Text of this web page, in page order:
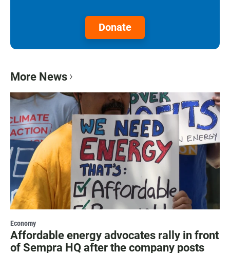
Donate
More News
Economy
Affordable energy advocates rally in front
of Sempra HQ after the company posts